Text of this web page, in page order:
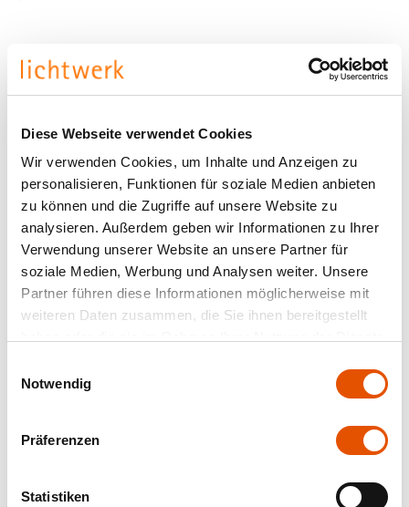
Diese Webseite verwendet Cookies
Wir verwenden Cookies, um Inhalte und Anzeigen zu
personalisieren, Funktionen für soziale Medien anbieten
zu können und die Zugriffe auf unsere Website zu
analysieren. Außerdem geben wir Informationen zu Ihrer
Verwendung unserer Website an unsere Partner für
soziale Medien, Werbung und Analysen weiter. Unsere
Partner führen diese Informationen möglicherweise mit
weiteren Daten zusammen, die Sie ihnen bereitgestellt
Notwendig
Präferenzen
Statistiken